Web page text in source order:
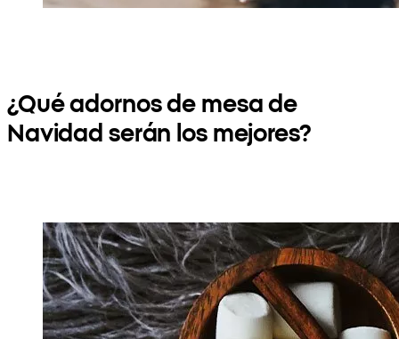
¿Qué adornos de mesa de
Navidad serán los mejores?